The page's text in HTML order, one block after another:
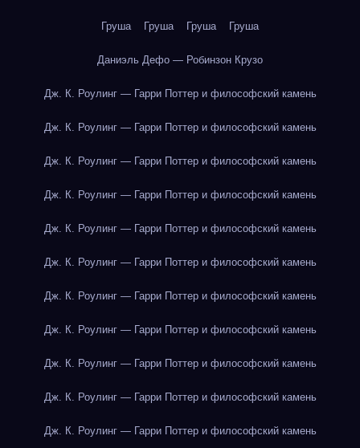
Груша Груша Груша Груша
Даниэль Дефо — Робинзон Крузо
Дж. К. Роулинг — Гарри Поттер и философский камень
Дж. К. Роулинг — Гарри Поттер и философский камень
Дж. К. Роулинг — Гарри Поттер и философский камень
Дж. К. Роулинг — Гарри Поттер и философский камень
Дж. К. Роулинг — Гарри Поттер и философский камень
Дж. К. Роулинг — Гарри Поттер и философский камень
Дж. К. Роулинг — Гарри Поттер и философский камень
Дж. К. Роулинг — Гарри Поттер и философский камень
Дж. К. Роулинг — Гарри Поттер и философский камень
Дж. К. Роулинг — Гарри Поттер и философский камень
Дж. К. Роулинг — Гарри Поттер и философский камень